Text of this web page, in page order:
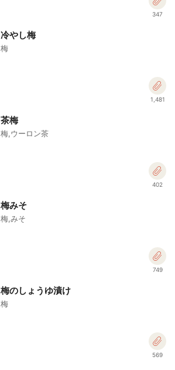
347
冷やし梅
梅
1,481
茶梅
梅,ウーロン茶
402
梅みそ
梅,みそ
749
梅のしょうゆ漬け
梅
569